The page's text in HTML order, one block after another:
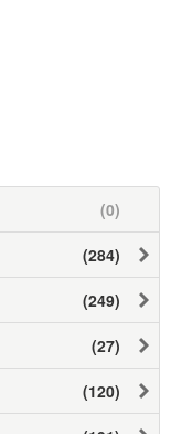
(0)
(284)
(249)
(27)
(120)